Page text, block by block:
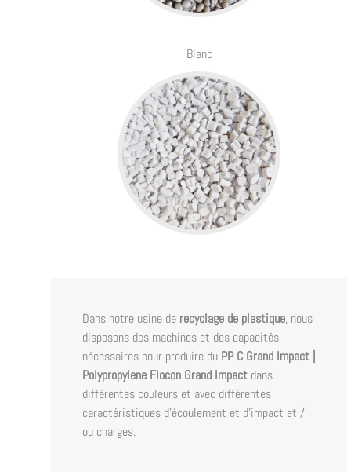
Blanc
Dans notre usine de recyclage de plastique, nous
disposons des machines et des capacités
nécessaires pour produire du PP C Grand Impact |
Polypropylene Flocon Grand Impact dans
différentes couleurs et avec différentes
caractéristiques d'écoulement et d'impact et /
ou charges.